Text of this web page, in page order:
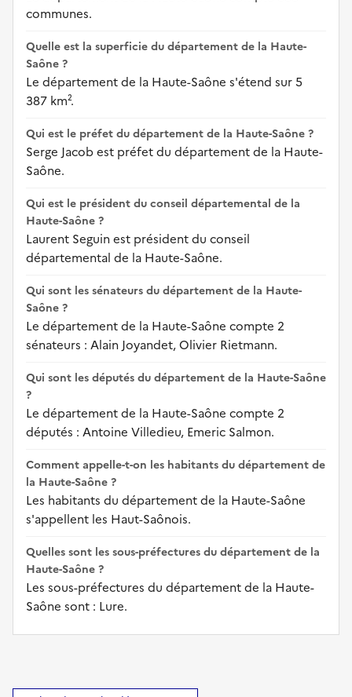
communes.
Quelle est la superficie du département de la Haute-
Saône ?
Le département de la Haute-Saône s'étend sur 5
387 km².
Qui est le préfet du département de la Haute-Saône ?
Serge Jacob est préfet du département de la Haute-
Saône.
Qui est le président du conseil départemental de la
Haute-Saône ?
Laurent Seguin est président du conseil
départemental de la Haute-Saône.
Qui sont les sénateurs du département de la Haute-
Saône ?
Le département de la Haute-Saône compte 2
sénateurs : Alain Joyandet, Olivier Rietmann.
Qui sont les députés du département de la Haute-Saône
?
Le département de la Haute-Saône compte 2
députés : Antoine Villedieu, Emeric Salmon.
Comment appelle-t-on les habitants du département de
la Haute-Saône ?
Les habitants du département de la Haute-Saône
s'appellent les Haut-Saônois.
Quelles sont les sous-préfectures du département de la
Haute-Saône ?
Les sous-préfectures du département de la Haute-
Saône sont : Lure.